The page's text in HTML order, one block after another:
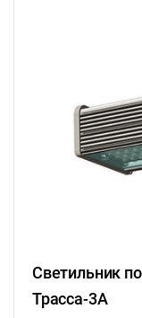
Светильник
Трасса-3А